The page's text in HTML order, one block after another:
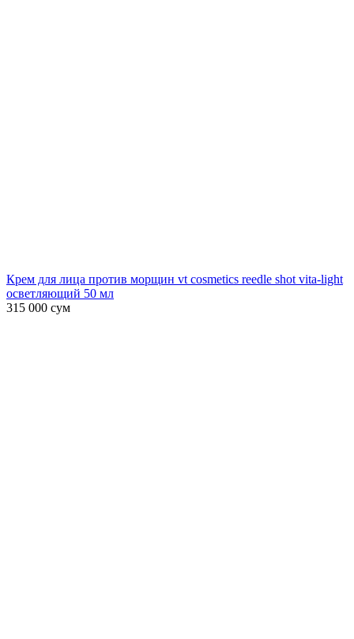
Крем для лица против морщин vt cosmetics reedle shot vita-light
осветляющий 50 мл
315 000 сум